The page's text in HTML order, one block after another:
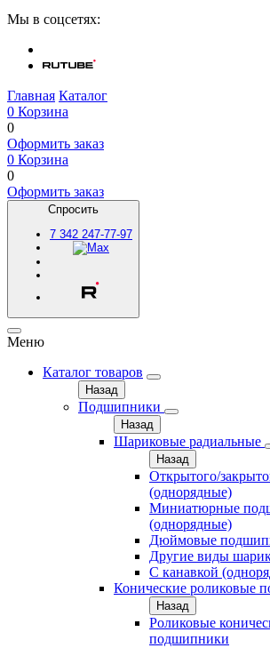
Мы в соцсетях:
Главная Каталог
0 Корзина
0
Оформить заказ
0 Корзина
0
Оформить заказ
Спросить
7 342 247-77-97
Меню
Каталог товаров
Назад
Подшипники
Назад
Шариковые радиальные
Назад
Открытого/
(однорядные)
Миниатюрные
(однорядные)
Дюймовые
Другие виды
С канавкой
Конические роликовые
Назад
Роликовые
подшипники